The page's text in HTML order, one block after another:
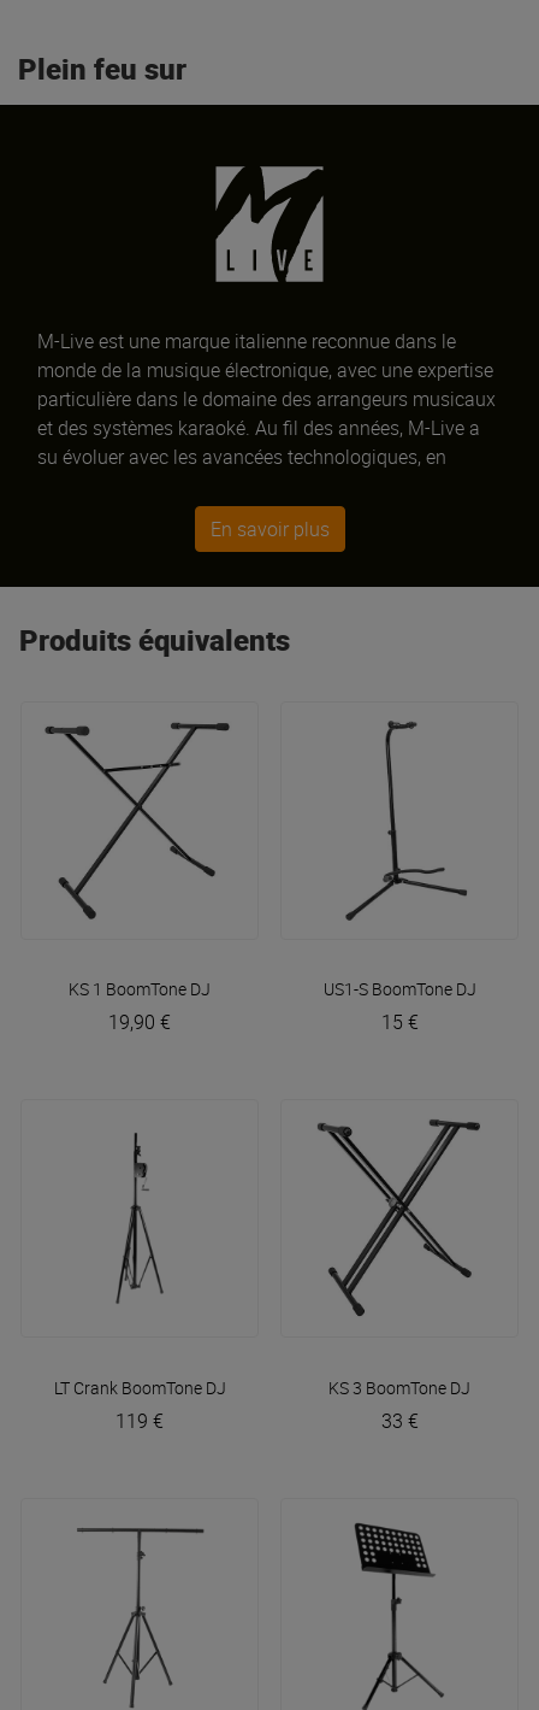
Plein feu sur
M-Live est une marque italienne reconnue dans le
monde de la musique électronique, avec une expertise
particulière dans le domaine des arrangeurs musicaux
et des systèmes karaoké. Au fil des années, M-Live a
su évoluer avec les avancées technologiques, en
performants, notamment le Merish5, un lecteur
séquenceur avec mixeur audio intégré, et le B.Beat, une
technologie musicale et de proposer des solutions de
pointe pour les musiciens, les chanteurs et les
En savoir plus
Produits équivalents
KS 1 BoomTone DJ
19,90 €
US1-S BoomTone DJ
15 €
LT Crank BoomTone DJ
119 €
KS 3 BoomTone DJ
33 €